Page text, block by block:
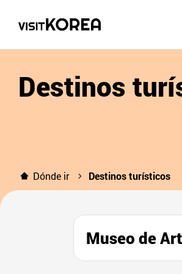
Destinos
Dónde ir Destinos turísticos
Museo de